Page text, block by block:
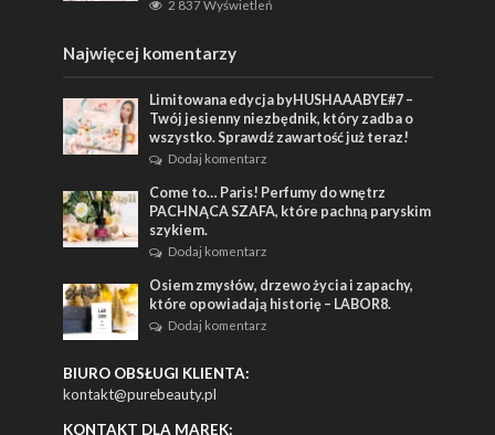
2 837 Wyświetleń
Najwięcej komentarzy
Limitowana edycja byHUSHAAABYE#7 –
Twój jesienny niezbędnik, który zadba o
wszystko. Sprawdź zawartość już teraz!
Dodaj komentarz
Come to… Paris! Perfumy do wnętrz
PACHNĄCA SZAFA, które pachną paryskim
szykiem.
Dodaj komentarz
Osiem zmysłów, drzewo życia i zapachy,
które opowiadają historię – LABOR8.
Dodaj komentarz
BIURO OBSŁUGI KLIENTA:
kontakt@purebeauty.pl
KONTAKT DLA MAREK: